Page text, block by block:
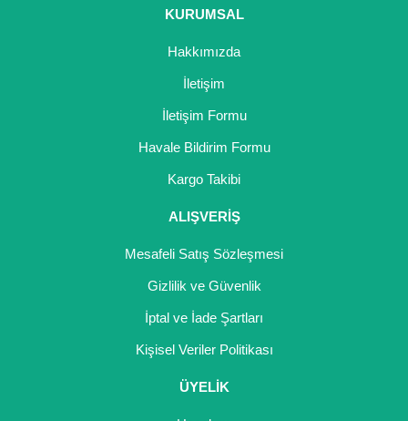
KURUMSAL
Hakkımızda
İletişim
İletişim Formu
Havale Bildirim Formu
Kargo Takibi
ALIŞVERİŞ
Mesafeli Satış Sözleşmesi
Gizlilik ve Güvenlik
İptal ve İade Şartları
Kişisel Veriler Politikası
ÜYELİK